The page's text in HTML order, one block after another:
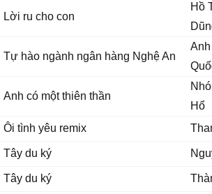
Lời ru cho con
Hồ
Tự hào ngành ngân hàng Nghệ An
Anh có một thiên thần
Hổ
Ôi tình yêu remix
Tây du ký
Tây du ký